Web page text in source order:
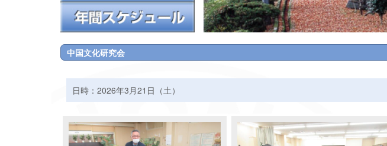
中国文化研究会
日時：2026年3月21日（土）